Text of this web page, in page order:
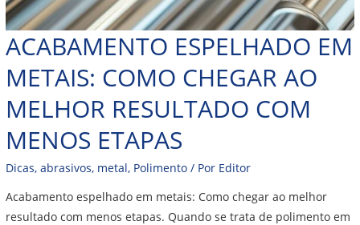
ACABAMENTO ESPELHADO EM
METAIS: COMO CHEGAR AO
MELHOR RESULTADO COM
MENOS ETAPAS
Dicas,abrasivos, metal, Polimento / Por Editor
Acabamento espelhado em metais: Como chegar ao melhor
resultado com menos etapas. Quando se trata de polimento em